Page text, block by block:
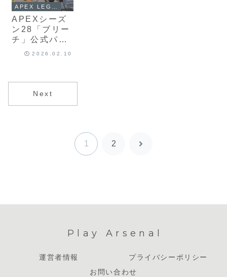
APEX LEGENDS
APEXシーズ
ン28「ブリー
チ」公式パッ
チノートまと
2026.02.10
Next
1 2
次
Play Arsenal
運営者情報
プライバシーポリシー
お問い合わせ